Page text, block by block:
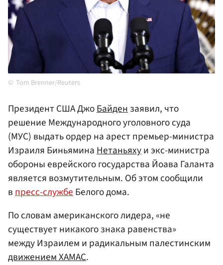
Tom Brenner/Reuters
Президент США ДжоБайдензаявил, что
решение Международного уголовного суда
(МУС) выдать ордер на арест премьер-министра
Израиля БиньяминаНетаньяхуи экс-министра
обороны еврейского государства Йоава Галанта
является возмутительным. Об этом сообщили
впресс-службеБелого дома.
По словам американского лидера, «не
существует никакого знака равенства»
между Израилем и радикальным палестинским
движением ХАМАС.